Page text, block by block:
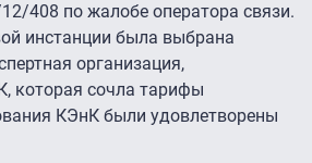
408 по жалобе оператора связи.
инстанции была выбрана
организация,
которая сочла тарифы
КЭнК были удовлетворены